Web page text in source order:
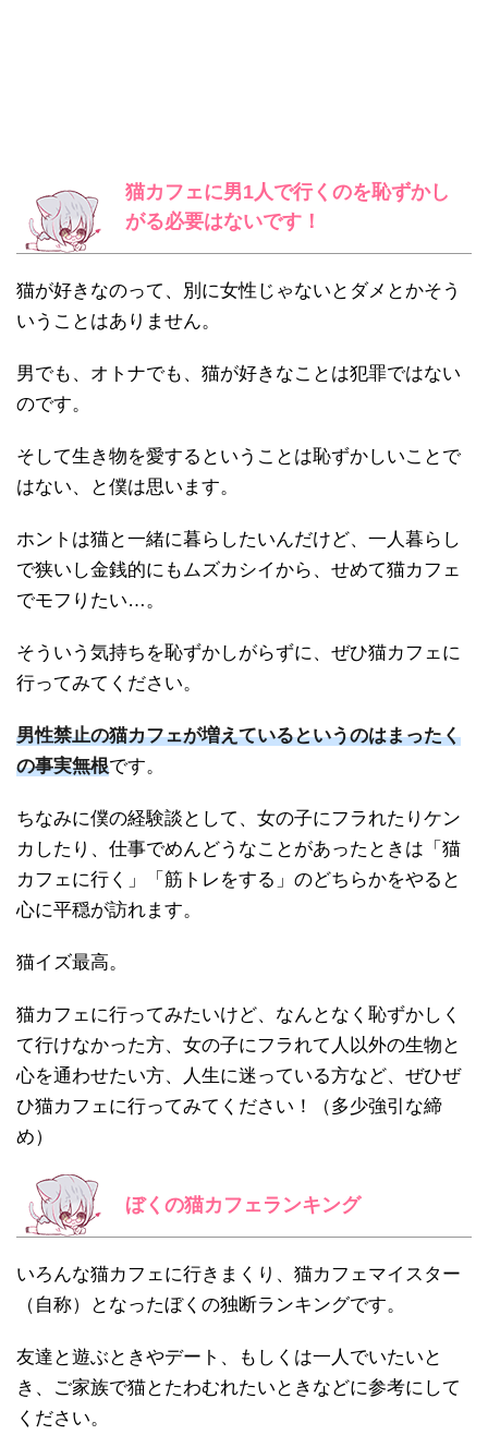
猫カフェに男1人で行くのを恥ずかし
がる必要はないです！
猫が好きなのって、別に女性じゃないとダメとかそう
いうことはありません。
男でも、オトナでも、猫が好きなことは犯罪ではない
のです。
そして生き物を愛するということは恥ずかしいことで
はない、と僕は思います。
ホントは猫と一緒に暮らしたいんだけど、一人暮らし
で狭いし金銭的にもムズカシイから、せめて猫カフェ
でモフりたい…。
そういう気持ちを恥ずかしがらずに、ぜひ猫カフェに
行ってみてください。
男性禁止の猫カフェが増えているというのはまったく
の事実無根です。
ちなみに僕の経験談として、女の子にフラれたりケン
カしたり、仕事でめんどうなことがあったときは「猫
カフェに行く」「筋トレをする」のどちらかをやると
心に平穏が訪れます。
猫イズ最高。
猫カフェに行ってみたいけど、なんとなく恥ずかしく
て行けなかった方、女の子にフラれて人以外の生物と
心を通わせたい方、人生に迷っている方など、ぜひぜ
ひ猫カフェに行ってみてください！（多少強引な締
め）
ぼくの猫カフェランキング
いろんな猫カフェに行きまくり、猫カフェマイスター
（自称）となったぼくの独断ランキングです。
友達と遊ぶときやデート、もしくは一人でいたいと
き、ご家族で猫とたわむれたいときなどに参考にして
ください。